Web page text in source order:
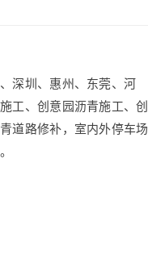
深圳、惠州、东莞、河
工、创意园沥青施工、创
道路修补，室内外停车场